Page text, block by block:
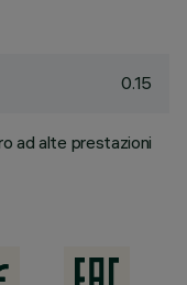
0.15
ad alte prestazioni